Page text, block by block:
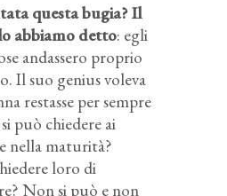
questa bugia? Il
abbiamo detto: egli
andassero proprio
Il suo genius voleva
restasse per sempre
può chiedere ai
nella maturità?
loro di
Non si può e non